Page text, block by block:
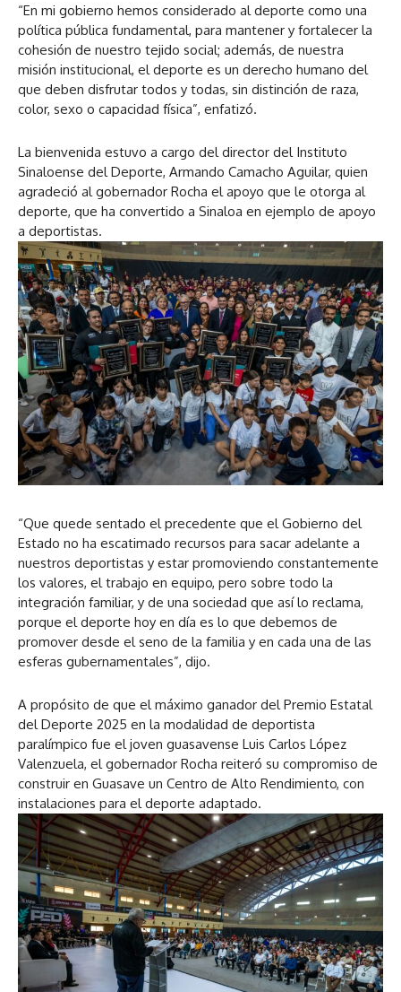
“En mi gobierno hemos considerado al deporte como una
política pública fundamental, para mantener y fortalecer la
cohesión de nuestro tejido social; además, de nuestra
misión institucional, el deporte es un derecho humano del
que deben disfrutar todos y todas, sin distinción de raza,
color, sexo o capacidad física”, enfatizó.
La bienvenida estuvo a cargo del director del Instituto
Sinaloense del Deporte, Armando Camacho Aguilar, quien
agradeció al gobernador Rocha el apoyo que le otorga al
deporte, que ha convertido a Sinaloa en ejemplo de apoyo
a deportistas.
“Que quede sentado el precedente que el Gobierno del
Estado no ha escatimado recursos para sacar adelante a
nuestros deportistas y estar promoviendo constantemente
los valores, el trabajo en equipo, pero sobre todo la
integración familiar, y de una sociedad que así lo reclama,
porque el deporte hoy en día es lo que debemos de
promover desde el seno de la familia y en cada una de las
esferas gubernamentales”, dijo.
A propósito de que el máximo ganador del Premio Estatal
del Deporte 2025 en la modalidad de deportista
paralímpico fue el joven guasavense Luis Carlos López
Valenzuela, el gobernador Rocha reiteró su compromiso de
construir en Guasave un Centro de Alto Rendimiento, con
instalaciones para el deporte adaptado.